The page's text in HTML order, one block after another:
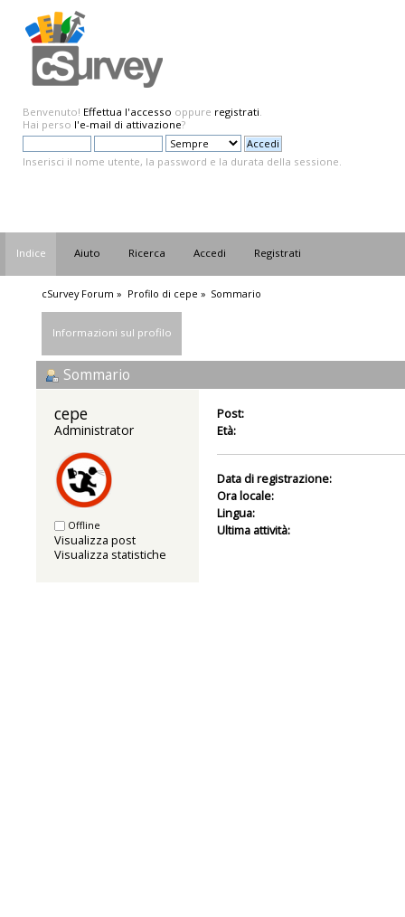
Benvenuto! Effettua l'accesso oppure registrati.
Hai perso l'e-mail di attivazione?
Inserisci il nome utente, la password e la durata della sessione.
Indice Aiuto Ricerca Accedi Registrati
cSurvey Forum » Profilo di cepe » Sommario
Informazioni sul profilo
Sommario
cepe
Administrator
Offline
Visualizza post
Visualizza statistiche
Post:
Età:
Data di registrazione:
Ora locale:
Lingua:
Ultima attività: